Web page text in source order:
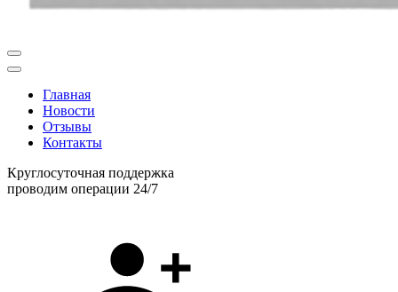
Главная
Новости
Отзывы
Контакты
Круглосуточная поддержка
проводим операции 24/7